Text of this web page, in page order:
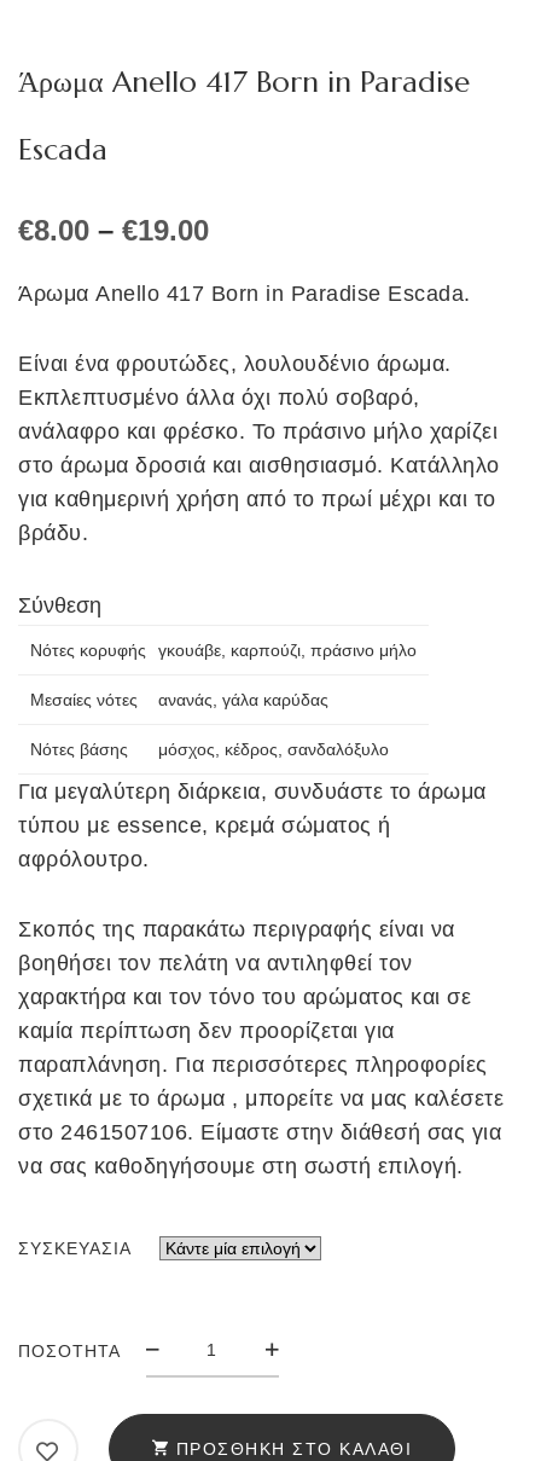
Άρωμα Anello 417 Born in Paradise
Escada
€8.00 – €19.00Price
€8.00
€19.00
Άρωμα Anello 417 Born in Paradise Escada.
Είναι ένα φρουτώδες, λουλουδένιο άρωμα.
Εκπλεπτυσμένο άλλα όχι πολύ σοβαρό,
ανάλαφρο και φρέσκο. Το πράσινο μήλο χαρίζει
στο άρωμα δροσιά και αισθησιασμό. Κατάλληλο
για καθημερινή χρήση από το πρωί μέχρι και το
βράδυ.
Σύνθεση
Νότες κορυφής γκουάβε, καρπούζι, πράσινο μήλο
Μεσαίες νότες ανανάς, γάλα καρύδας
Νότες βάσης μόσχος, κέδρος, σανδαλόξυλο
Για μεγαλύτερη διάρκεια, συνδυάστε το άρωμα
τύπου με essence, κρεμά σώματος ή
αφρόλουτρο.
Σκοπός της παρακάτω περιγραφής είναι να
βοηθήσει τον πελάτη να αντιληφθεί τον
χαρακτήρα και τον τόνο του αρώματος και σε
καμία περίπτωση δεν προορίζεται για
παραπλάνηση. Για περισσότερες πληροφορίες
σχετικά με το άρωμα , μπορείτε να μας καλέσετε
στο 2461507106. Είμαστε στην διάθεσή σας για
να σας καθοδηγήσουμε στη σωστή επιλογή.
ΣΥΣΚΕΥΑΣΊΑ
ΠΟΣΌΤΗΤΑ
ΆΡΩΜΑ
ANELLO
ΠΡΟΣΘΉΚΗ ΣΤΟ ΚΑΛΆΘΙ